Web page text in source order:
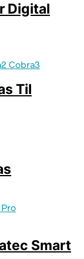
Digital
Til
Smart